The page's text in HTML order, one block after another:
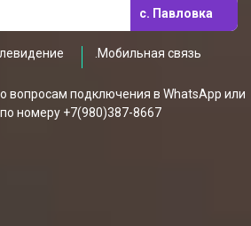
с. Павловка
.Мобильная связь
вопросам подключения в WhatsApp или
номеру +7(980)387-8667